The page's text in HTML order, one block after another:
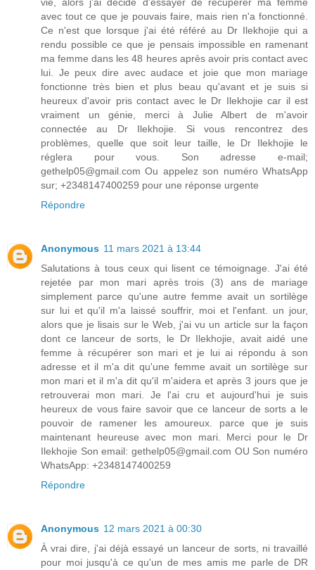
avec tout ce que je pouvais faire, mais rien n'a fonctionné.
Ce n'est que lorsque j'ai été référé au Dr Ilekhojie qui a
rendu possible ce que je pensais impossible en ramenant
ma femme dans les 48 heures après avoir pris contact avec
lui. Je peux dire avec audace et joie que mon mariage
fonctionne très bien et plus beau qu'avant et je suis si
heureux d'avoir pris contact avec le Dr Ilekhojie car il est
vraiment un génie, merci à Julie Albert de m'avoir
connectée au Dr Ilekhojie. Si vous rencontrez des
problèmes, quelle que soit leur taille, le Dr Ilekhojie le
réglera pour vous. Son adresse e-mail;
gethelp05@gmail.com Ou appelez son numéro WhatsApp
sur; +2348147400259 pour une réponse urgente
Répondre
Anonymous 11 mars 2021 à 13:44
Salutations à tous ceux qui lisent ce témoignage. J'ai été
rejetée par mon mari après trois (3) ans de mariage
simplement parce qu'une autre femme avait un sortilège
sur lui et qu'il m'a laissé souffrir, moi et l'enfant. un jour,
alors que je lisais sur le Web, j'ai vu un article sur la façon
dont ce lanceur de sorts, le Dr Ilekhojie, avait aidé une
femme à récupérer son mari et je lui ai répondu à son
adresse et il m'a dit qu'une femme avait un sortilège sur
mon mari et il m'a dit qu'il m'aidera et après 3 jours que je
retrouverai mon mari. Je l'ai cru et aujourd'hui je suis
heureux de vous faire savoir que ce lanceur de sorts a le
pouvoir de ramener les amoureux. parce que je suis
maintenant heureuse avec mon mari. Merci pour le Dr
Ilekhojie Son email: gethelp05@gmail.com OU Son numéro
WhatsApp: +2348147400259
Répondre
Anonymous 12 mars 2021 à 00:30
À vrai dire, j'ai déjà essayé un lanceur de sorts, ni travaillé
pour moi jusqu'à ce qu'un de mes amis me parle de DR